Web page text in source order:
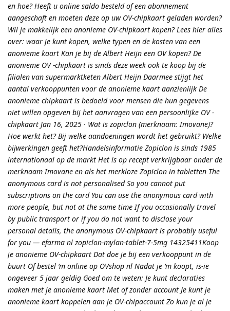
en hoe? Heeft u online saldo besteld of een abonnement
aangeschaft en moeten deze op uw OV-chipkaart geladen worden?
Wil je makkelijk een anonieme OV-chipkaart kopen? Lees hier alles
over: waar je kunt kopen, welke typen en de kosten van een
anonieme kaart Kan je bij de Albert Heijn een OV kopen? De
anonieme OV -chipkaart is sinds deze week ook te koop bij de
filialen van supermarktketen Albert Heijn Daarmee stijgt het
aantal verkooppunten voor de anonieme kaart aanzienlijk De
anonieme chipkaart is bedoeld voor mensen die hun gegevens
niet willen opgeven bij het aanvragen van een persoonlijke OV -
chipkaart Jan 16, 2025 · Wat is zopiclon (merknaam: Imovane)?
Hoe werkt het? Bij welke aandoeningen wordt het gebruikt? Welke
bijwerkingen geeft het?Handelsinformatie Zopiclon is sinds 1985
internationaal op de markt Het is op recept verkrijgbaar onder de
merknaam Imovane en als het merkloze Zopiclon in tabletten The
anonymous card is not personalised So you cannot put
subscriptions on the card You can use the anonymous card with
more people, but not at the same time If you occasionally travel
by public transport or if you do not want to disclose your
personal details, the anonymous OV-chipkaart is probably useful
for you — efarma nl zopiclon-mylan-tablet-7-5mg 14325411Koop
je anonieme OV-chipkaart Dat doe je bij een verkooppunt in de
buurt Of bestel ‘m online op OVshop nl Nadat je ‘m koopt, is-ie
ongeveer 5 jaar geldig Goed om te weten: Je kunt declaraties
maken met je anonieme kaart Met of zonder account Je kunt je
anonieme kaart koppelen aan je OV-chipaccount Zo kun je al je